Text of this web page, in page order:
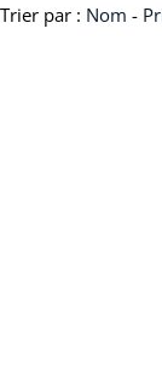
Trier par : Nom -